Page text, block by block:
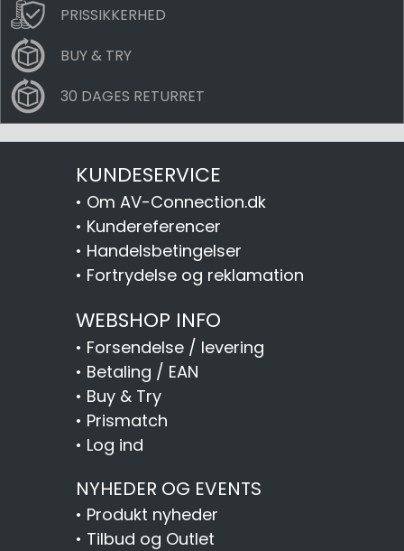
PRISSIKKERHED
BUY & TRY
30 DAGES RETURRET
KUNDESERVICE
• Om AV-Connection.dk
• Kundereferencer
• Handelsbetingelser
• Fortrydelse og reklamation
WEBSHOP INFO
• Forsendelse / levering
• Betaling / EAN
• Buy & Try
• Prismatch
• Log ind
NYHEDER OG EVENTS
• Produkt nyheder
• Tilbud og Outlet